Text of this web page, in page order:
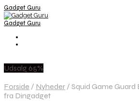
Gadget Guru
Gadget Guru
Udsalg 65%
Forside / Nyheder / Squid Game Guard
fra Dingadget